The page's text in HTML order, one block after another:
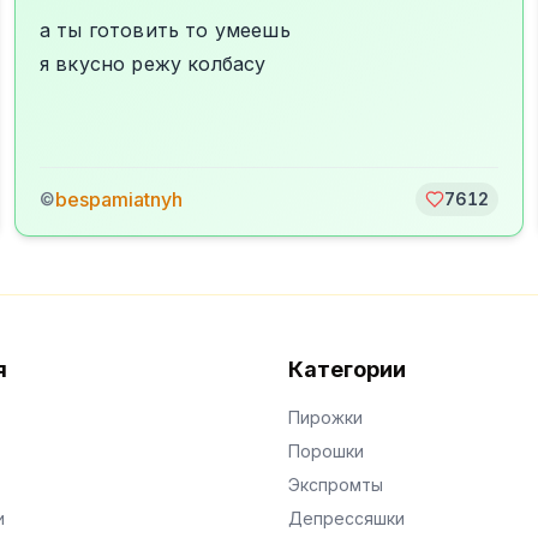
а ты готовить то умеешь
я вкусно режу колбасу
©bespamiatnyh 7612
Категории
Пирожки
Порошки
Экспромты
Депрессяшки